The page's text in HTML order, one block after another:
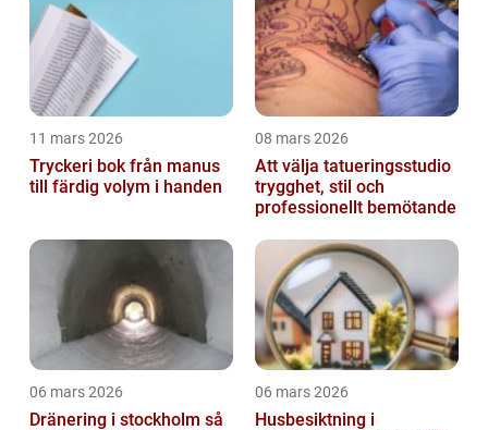
11 mars 2026
Tryckeri bok från manus
till färdig volym i handen
08 mars 2026
Att välja tatueringsstudio
trygghet, stil och
professionellt bemötande
06 mars 2026
Dränering i stockholm så
06 mars 2026
Husbesiktning i